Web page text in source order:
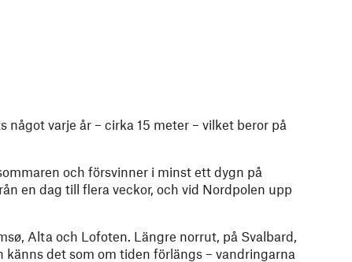
varje år – cirka 15 meter – vilket beror på
och försvinner i minst ett dygn på
en dag till flera veckor, och vid Nordpolen upp
Alta och Lofoten. Längre norrut, på Svalbard,
det som om tiden förlängs – vandringarna